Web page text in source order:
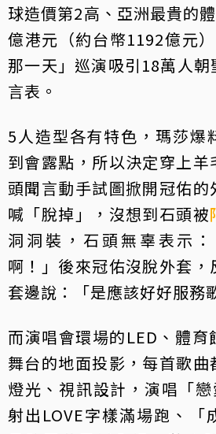
球造價第2高、亞洲最貴的
億港元（約台幣1192億元
那一天」巡演吸引18萬人
言表。
5人造型各有特色，瑪莎爆
到會露點，所以決定穿上
頭聞言動手試圖掀開冠佑
喊「脫掉」，沒想到石頭被
洞洞裝，石頭無辜表示
啊！」後來冠佑沒脫外套
套邊說：「是應該好好服務
而演唱會環場的LED、體育
舞台的地面投影，每首歌
燈光、視訊設計，演唱「
射出LOVE字樣滿場跑、「